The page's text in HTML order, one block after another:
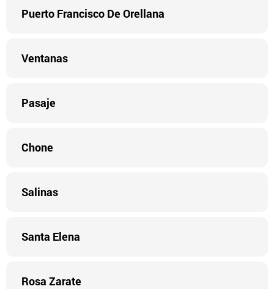
Puerto Francisco De Orellana
Ventanas
Pasaje
Chone
Salinas
Santa Elena
Rosa Zarate